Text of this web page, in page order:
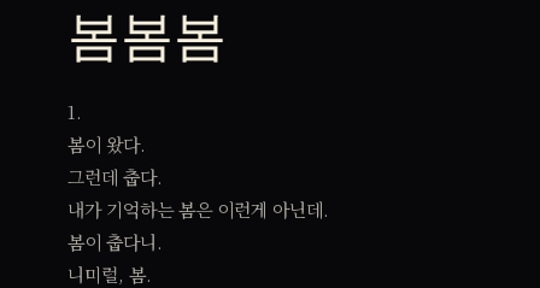
봄봄봄
1.
봄이 왔다.
그런데 춥다.
내가 기억하는 봄은 이런게 아닌데.
봄이 춥다니.
니미럴, 봄.